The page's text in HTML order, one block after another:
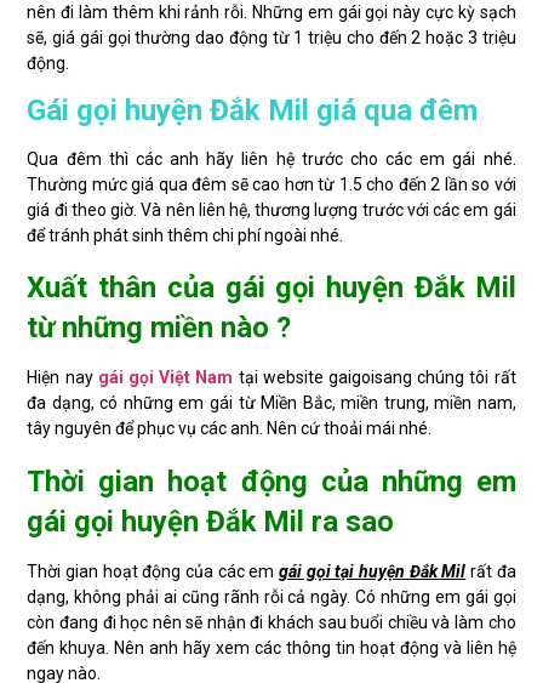
nên đi làm thêm khi rảnh rỗi. Những em gái gọi này cực kỳ sạch
sẽ, giá gái gọi thường dao động từ 1 triệu cho đến 2 hoặc 3 triệu
động.
Gái gọi huyện Đắk Mil giá qua đêm
Qua đêm thì các anh hãy liên hệ trước cho các em gái nhé.
Thường mức giá qua đêm sẽ cao hơn từ 1.5 cho đến 2 lần so với
giá đi theo giờ. Và nên liên hệ, thương lượng trước với các em gái
để tránh phát sinh thêm chi phí ngoài nhé.
Xuất thân của gái gọi huyện Đắk Mil
từ những miền nào ?
Hiện nay gái gọi Việt Nam tại website gaigoisang chúng tôi rất
đa dạng, có những em gái từ Miền Bắc, miền trung, miền nam,
tây nguyên để phục vụ các anh. Nên cứ thoải mái nhé.
Thời gian hoạt động của những em
gái gọi huyện Đắk Mil ra sao
Thời gian hoạt động của các em gái gọi tại huyện Đắk Mil rất đa
dạng, không phải ai cũng rãnh rỗi cả ngày. Có những em gái gọi
còn đang đi học nên sẽ nhận đi khách sau buổi chiều và làm cho
đến khuya. Nên anh hãy xem các thông tin hoạt động và liên hệ
ngay nào.